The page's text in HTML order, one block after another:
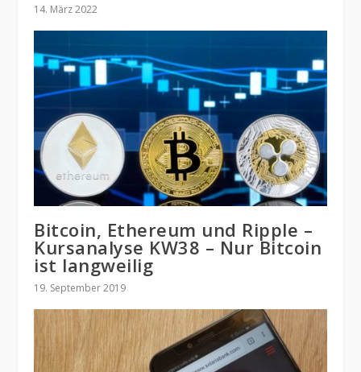
14. März 2022
Bitcoin, Ethereum und Ripple –
Kursanalyse KW38 – Nur Bitcoin
ist langweilig
19. September 2019